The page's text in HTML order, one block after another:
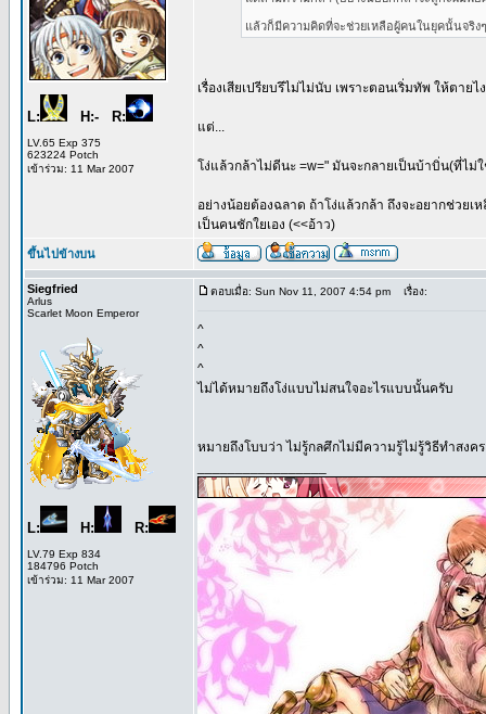
L: H:- R:
LV.65 Exp 375
623224 Potch
เข้าร่วม: 11 Mar 2007
แล้วก็มีความคิดที่จะช่วยเหลือผู้คนในยุคนั้นจริง
เรื่องเสียเปรียบรึไม่ไม่นับ เพราะตอนเริ่มทัพ ให้ตาย
แต่...
โง่แล้วกล้าไม่ดีนะ =w=" มันจะกลายเป็นบ้าบิ่น(ที่ไม่
อย่างน้อยต้องฉลาด ถ้าโง่แล้วกล้า ถึงจะอยากช่วย
เป็นคนชักใยเอง (<<อ้าว)
ขึ้นไปข้างบน
Siegfried
Arlus
Scarlet Moon Emperor
L: H: R:
LV.79 Exp 834
184796 Potch
เข้าร่วม: 11 Mar 2007
ตอบเมื่อ: Sun Nov 11, 2007 4:54 pm เรื่อง:
^
^
^
ไม่ได้หมายถึงโง่แบบไม่สนใจอะไรแบบนั้นครับ
หมายถึงโบบว่า ไม่รู้กลศึกไม่มีความรู้ไม่รู้วิธีทําสงค